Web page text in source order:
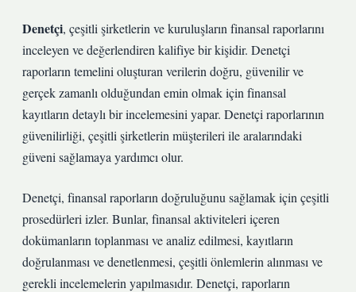
Denetçi, çeşitli şirketlerin ve kuruluşların finansal raporlarını
inceleyen ve değerlendiren kalifiye bir kişidir. Denetçi
raporların temelini oluşturan verilerin doğru, güvenilir ve
gerçek zamanlı olduğundan emin olmak için finansal
kayıtların detaylı bir incelemesini yapar. Denetçi raporlarının
güvenilirliği, çeşitli şirketlerin müşterileri ile aralarındaki
güveni sağlamaya yardımcı olur.
Denetçi, finansal raporların doğruluğunu sağlamak için çeşitli
prosedürleri izler. Bunlar, finansal aktiviteleri içeren
dokümanların toplanması ve analiz edilmesi, kayıtların
doğrulanması ve denetlenmesi, çeşitli önlemlerin alınması ve
gerekli incelemelerin yapılmasıdır. Denetçi, raporların